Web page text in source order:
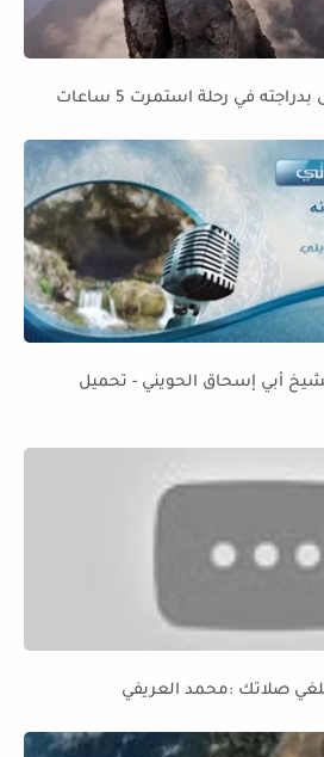
في رحلة استمرت 5 ساعات
أبي إسحاق الحويني - تحميل
صلاتك :محمد العريفي